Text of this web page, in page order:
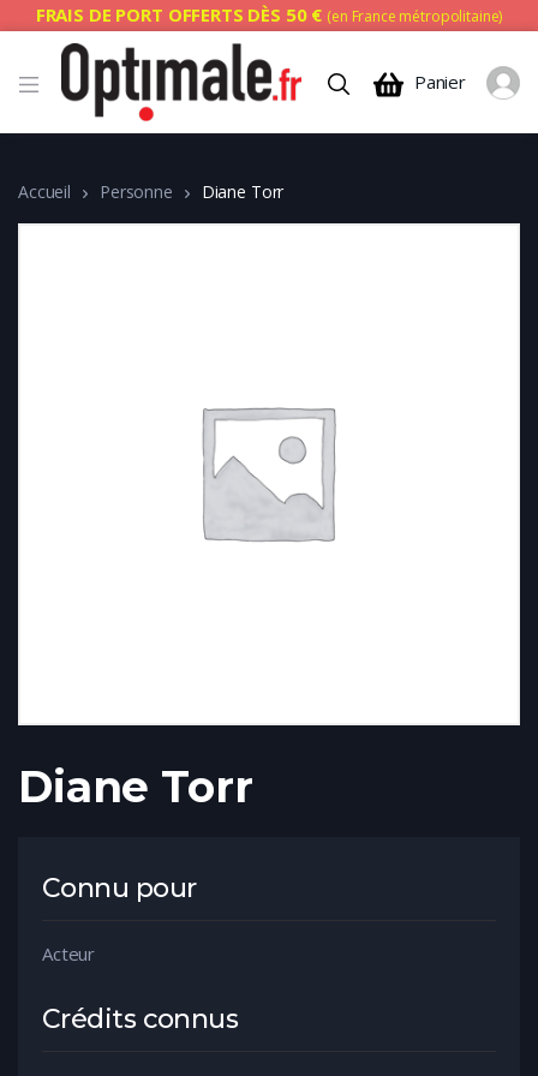
FRAIS DE PORT OFFERTS DÈS 50 € (en France métropolitaine)
Panier
Accueil Personne Diane Torr
Diane Torr
Connu pour
Acteur
Crédits connus